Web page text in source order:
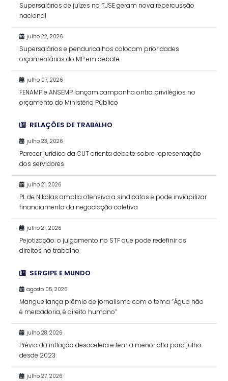
Supersalários de juízes no TJSE geram nova repercussão
nacional
julho 22, 2026
Supersalários e penduricalhos colocam prioridades
orçamentárias do MP em debate
julho 07, 2026
FENAMP e ANSEMP lançam campanha ontra privilégios no
orçamento do Ministério Público
RELAÇÕES DE TRABALHO
julho 23, 2026
Parecer jurídico da CUT orienta debate sobre representação
dos servidores
julho 21, 2026
PL de Nikolas amplia ofensiva a sindicatos e pode inviabilizar
financiamento da negociação coletiva
julho 21, 2026
Pejotização: o julgamento no STF que pode redefinir os
direitos no trabalho
SERGIPE E MUNDO
agosto 05, 2026
Mangue lança prêmio de jornalismo com o tema “Água não
é mercadoria, é direito humano”
julho 28, 2026
Prévia da inflação desacelera e tem a menor alta para julho
desde 2023
julho 27, 2026